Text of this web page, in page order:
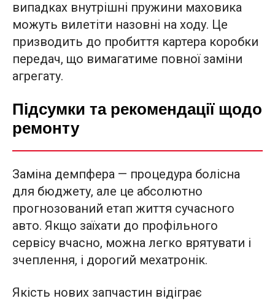
випадках внутрішні пружини маховика
можуть вилетіти назовні на ходу. Це
призводить до пробиття картера коробки
передач, що вимагатиме повної заміни
агрегату.
Підсумки та рекомендації щодо
ремонту
Заміна демпфера — процедура болісна
для бюджету, але це абсолютно
прогнозований етап життя сучасного
авто. Якщо заїхати до профільного
сервісу вчасно, можна легко врятувати і
зчеплення, і дорогий мехатронік.
Якість нових запчастин відіграє